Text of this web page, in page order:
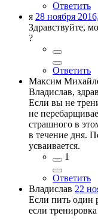
Ответить
я 28 ноября
Здравствуйте,
?
Ответить
Максим
Владислав,
Если вы не
не
страшного в
в течение дня.
усваивается.
1
Ответить
Владислав 22
Если пить один
если